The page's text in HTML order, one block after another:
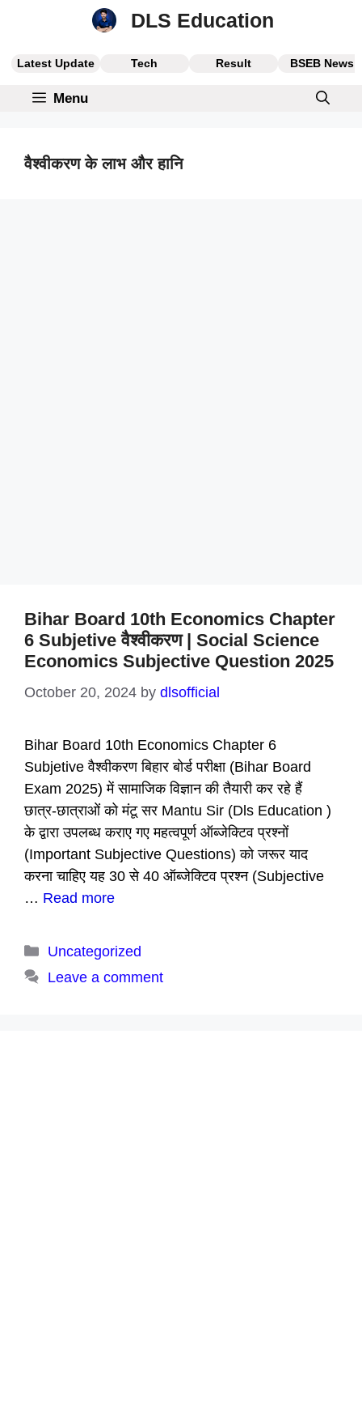
DLS Education
Latest Update Tech Result BSEB News
Menu
वैश्वीकरण के लाभ और हानि
Bihar Board 10th Economics Chapter
6 Subjetive वैश्वीकरण | Social Science
Economics Subjective Question 2025
October 20, 2024 by dlsofficial
Bihar Board 10th Economics Chapter 6
Subjetive वैश्वीकरण बिहार बोर्ड परीक्षा (Bihar Board
Exam 2025) में सामाजिक विज्ञान की तैयारी कर रहे हैं
छात्र-छात्राओं को मंटू सर Mantu Sir (Dls Education )
के द्वारा उपलब्ध कराए गए महत्वपूर्ण ऑब्जेक्टिव प्रश्नों
(Important Subjective Questions) को जरूर याद
करना चाहिए यह 30 से 40 ऑब्जेक्टिव प्रश्न (Subjective
… Read more
Categories
Uncategorized
Leave a comment